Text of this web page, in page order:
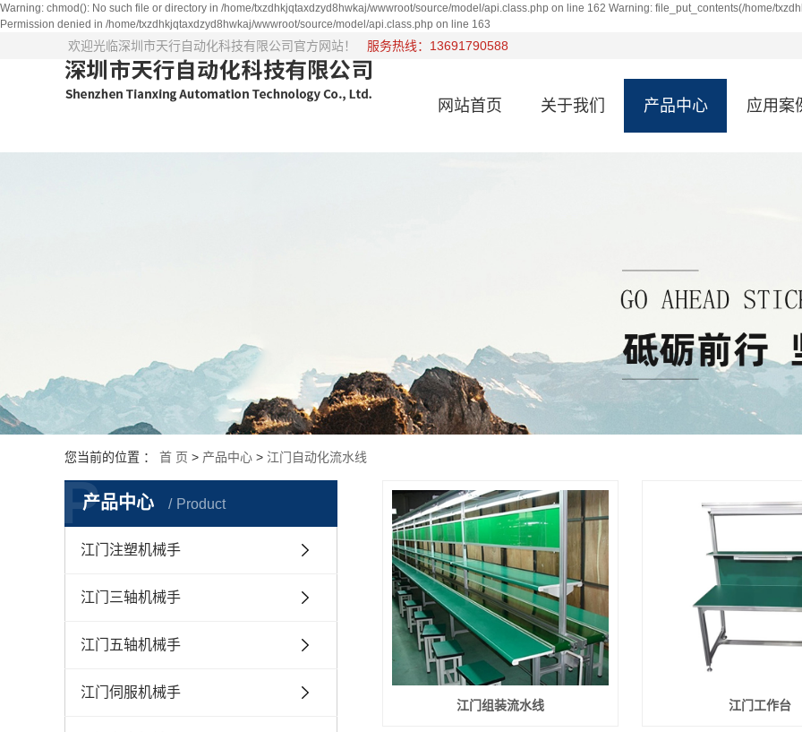
Warning: chmod(): No such file or directory in /home/txzdhkjqtaxdzyd8hwkaj/wwwroot/source/model/api.class.php on line 162 Warning: file_put_contents(/home/
Permission denied in /home/txzdhkjqtaxdzyd8hwkaj/wwwroot/source/model/api.class.php on line 163
欢迎光临深圳市天行自动化科技有限公司官方网站！ 服务热线：13691790588
网站首页 关于我们 产品中心 应用案
您当前的位置 ： 首 页 > 产品中心 > 江门自动化流水线
产品中心 Product
P
江门注塑机械手
江门三轴机械手
江门五轴机械手
江门伺服机械手
江门组装流水线 江门工作台